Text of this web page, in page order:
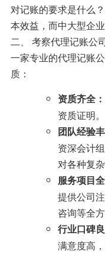
对记账的要求是什么
本效益，而中大型企
二、 考察代理记账公
一家专业的代理记账
质：
资质齐全：
资质证明。
团队经验
资深会计
对各种复
服务项目
提供公司
咨询等全方
行业口碑良
满意度高，